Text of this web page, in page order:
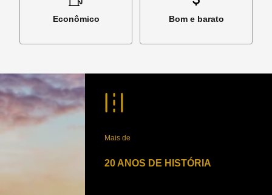
Econômico Bom e barato
Mais de
20 ANOS DE HISTÓRIA